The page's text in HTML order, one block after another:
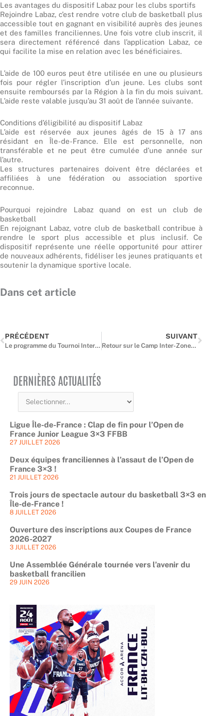
Les avantages du dispositif Labaz pour les clubs sportifs
Rejoindre Labaz, c’est rendre votre club de basketball plus
accessible tout en gagnant en visibilité auprès des jeunes
et des familles franciliennes. Une fois votre club inscrit, il
sera directement référencé dans l’application Labaz, ce
qui facilite la mise en relation avec les bénéficiaires.
L’aide de 100 euros peut être utilisée en une ou plusieurs
fois pour régler l’inscription d’un jeune. Les clubs sont
ensuite remboursés par la Région à la fin du mois suivant.
L’aide reste valable jusqu’au 31 août de l’année suivante.
Conditions d’éligibilité au dispositif Labaz
L’aide est réservée aux jeunes âgés de 15 à 17 ans
résidant en Île-de-France. Elle est personnelle, non
transférable et ne peut être cumulée d’une année sur
l’autre.
Les structures partenaires doivent être déclarées et
affiliées à une fédération ou association sportive
reconnue.
Pourquoi rejoindre Labaz quand on est un club de
basketball
En rejoignant Labaz, votre club de basketball contribue à
rendre le sport plus accessible et plus inclusif. Ce
dispositif représente une réelle opportunité pour attirer
de nouveaux adhérents, fidéliser les jeunes pratiquants et
soutenir la dynamique sportive locale.
Dans cet article
PRÉCÉDENT
Le programme du Tournoi Inter-Comités d’Automne : deux jours pour se distinguer
SUIVANT
Retour sur le Camp Inter-Zones U15 à Temple-sur-Lot: Une semaine d’apprentissage et d’évaluation pour les Espoirs franciliens
DERNIÈRES ACTUALITÉS
Ligue Île-de-France : Clap de fin pour l’Open de
France Junior League 3×3 FFBB
27 JUILLET 2026
Deux équipes franciliennes à l’assaut de l’Open de
France 3×3 !
21 JUILLET 2026
Trois jours de spectacle autour du basketball 3×3 en
Île-de-France !
8 JUILLET 2026
Ouverture des inscriptions aux Coupes de France
2026-2027
3 JUILLET 2026
Une Assemblée Générale tournée vers l’avenir du
basketball francilien
29 JUIN 2026